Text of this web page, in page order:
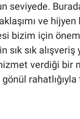
seviyede.
ve hijyen
bizim için
sık sık alışveriş
verdiği bir